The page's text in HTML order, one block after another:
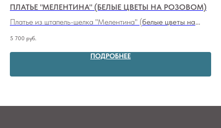
ПЛАТЬЕ "МЕЛЕНТИНА" (БЕЛЫЕ ЦВЕТЫ НА РОЗОВОМ)
Платье из штапель-шелка "Мелентина" (белые цветы на
розовом)
5 700 руб.
ПОДРОБНЕЕ